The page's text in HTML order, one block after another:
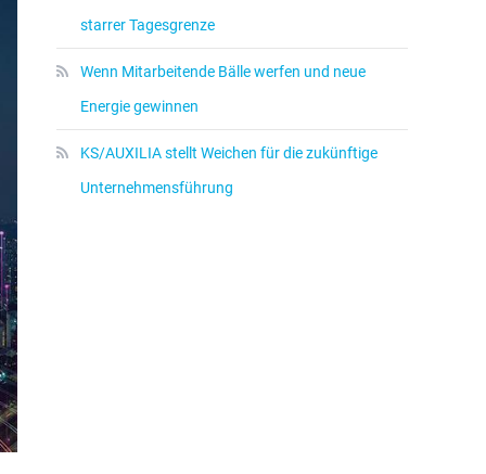
starrer Tagesgrenze
Wenn Mitarbeitende Bälle werfen und neue
Energie gewinnen
KS/AUXILIA stellt Weichen für die zukünftige
Unternehmensführung